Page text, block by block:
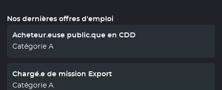
Nos dernières offres d'emploi
Acheteur.euse public.que en CDD
Catégorie A
Chargé.e de mission Export
Catégorie A